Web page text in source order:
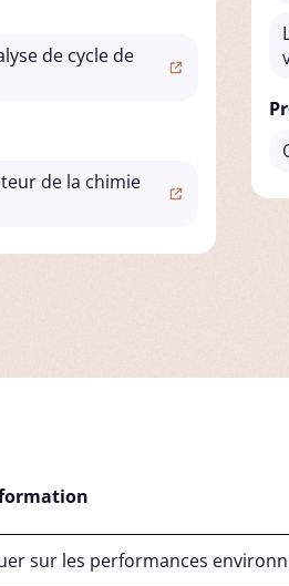
de cycle de
de la chimie
sur les performances